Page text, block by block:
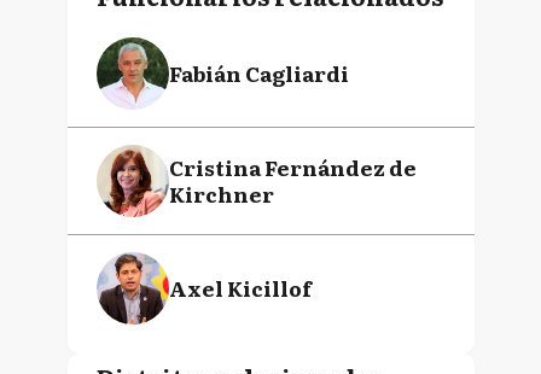
Fabián Cagliardi
Cristina Fernández de
Kirchner
Axel Kicillof